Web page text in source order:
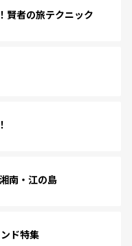
賢者の旅テクニック
南・江の島
ド特集